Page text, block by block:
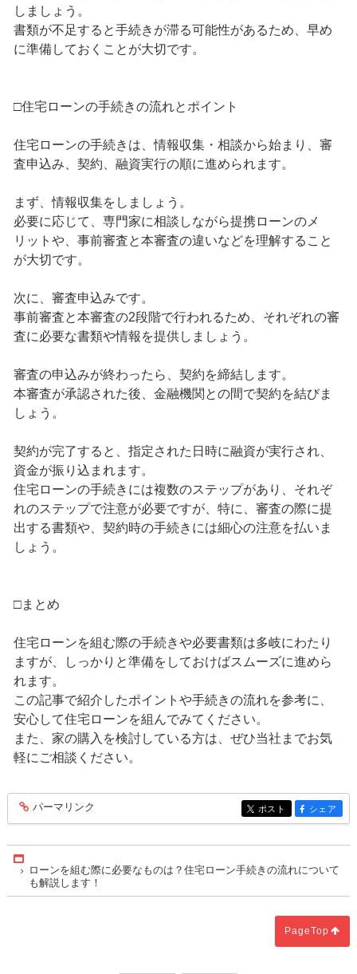
しましょう。
書類が不足すると手続きが滞る可能性があるため、早め
に準備しておくことが大切です。
□住宅ローンの手続きの流れとポイント
住宅ローンの手続きは、情報収集・相談から始まり、審
査申込み、契約、融資実行の順に進められます。
まず、情報収集をしましょう。
必要に応じて、専門家に相談しながら提携ローンのメ
リットや、事前審査と本審査の違いなどを理解すること
が大切です。
次に、審査申込みです。
事前審査と本審査の2段階で行われるため、それぞれの審
査に必要な書類や情報を提供しましょう。
審査の申込みが終わったら、契約を締結します。
本審査が承認された後、金融機関との間で契約を結びま
しょう。
契約が完了すると、指定された日時に融資が実行され、
資金が振り込まれます。
住宅ローンの手続きには複数のステップがあり、それぞ
れのステップで注意が必要ですが、特に、審査の際に提
出する書類や、契約時の手続きには細心の注意を払いま
しょう。
□まとめ
住宅ローンを組む際の手続きや必要書類は多岐にわたり
ますが、しっかりと準備をしておけばスムーズに進めら
れます。
この記事で紹介したポイントや手続きの流れを参考に、
安心して住宅ローンを組んでみてください。
また、家の購入を検討している方は、ぜひ当社までお気
軽にご相談ください。
entry285
パーマリンク entry285
ポスト entry285
シェア
ローンを組む際に必要なものは？住宅ローン手続きの流れについて
も解説します！
PageTop